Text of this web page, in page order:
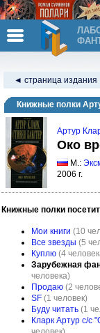
◄ страница издания
Книжные полки
Артур
Око
М.:
2006 г.
Книжные полки
Мои книги (10
Все звезды (5
Куплю (4
Зарубежная
человека)
Продаю (2
SF (1 человек)
Буду читать (1
Кларк Артур с/с